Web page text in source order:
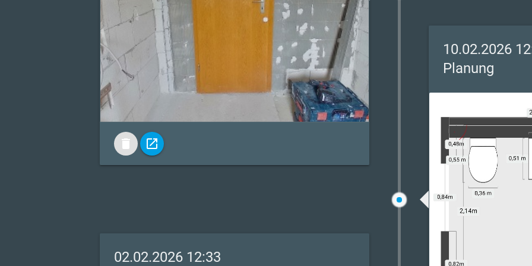
delete open_in_new
10.02.2026
Planung
02.02.2026 12:33